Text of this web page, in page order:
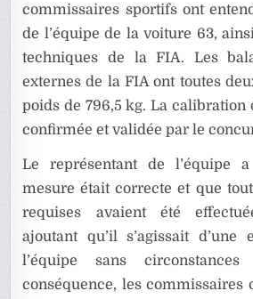
commissaires sportifs ont
de l’équipe de la voiture 63,
techniques de la FIA. Les
externes de la FIA ont toutes
poids de 796,5 kg. La calibration
confirmée et validée par le
Le représentant de l’équipe
mesure était correcte et que
requises avaient été
ajoutant qu’il s’agissait
l’équipe sans circonstances
conséquence, les commissaires